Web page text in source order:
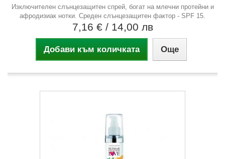
Изключителен слънцезащитен спрей, богат на млечни протейни и
афродизиак нотки. Среден слънцезащитен фактор - SPF 15.
7,16 € / 14,00 лв
Добави към количката Още